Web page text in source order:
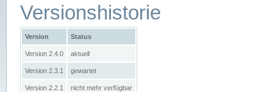
Versionshistorie
Version Status
Version 2.4.0 aktuell
Version 2.3.1 gewartet
Version 2.2.1 nicht mehr verfügbar